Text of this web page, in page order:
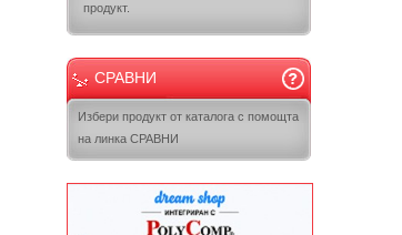
продукт.
СРАВНИ
Избери продукт от каталога с помощта
на линка СРАВНИ